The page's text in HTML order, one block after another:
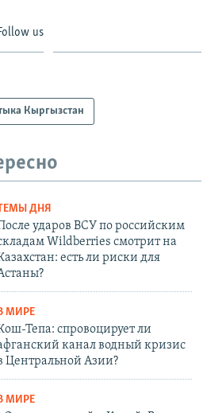
us
Кыргызстан
ДНЯ
ударов ВСУ по российским
Wildberries смотрит на
есть ли риски для
МИРЕ
Тепа: спровоцирует ли
канал водный кризис
Центральной Азии?
МИРЕ